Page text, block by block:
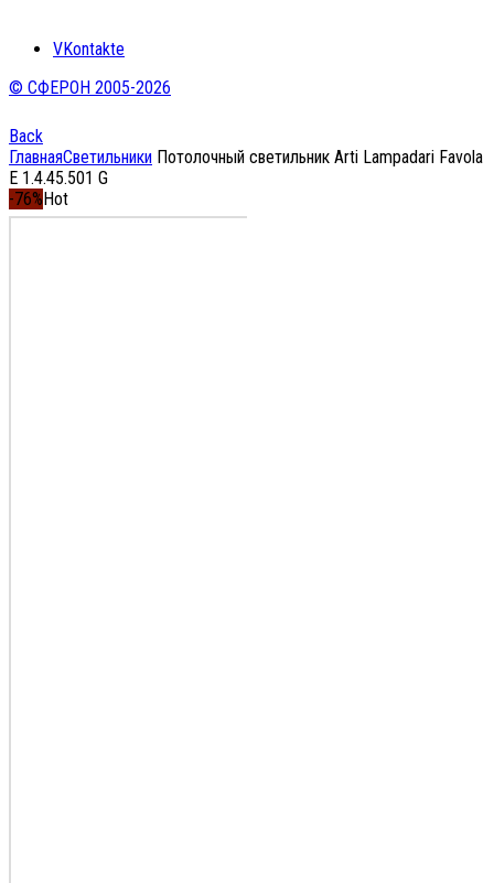
VKontakte
© СФЕРОН 2005-2026
Back
ГлавнаяСветильники Потолочный светильник Arti Lampadari Favola
E 1.4.45.501 G
-76% Hot